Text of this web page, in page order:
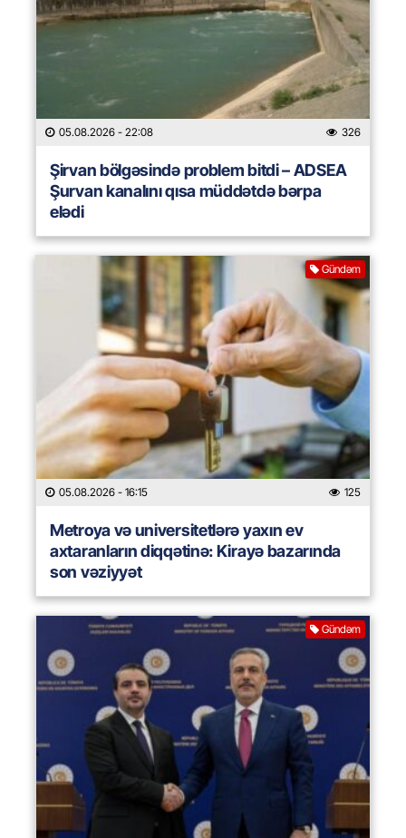
05.08.2026 - 22:08 326
Şirvan bölgəsində problem bitdi – ADSEA
Şurvan kanalını qısa müddətdə bərpa
elədi
Gündəm
05.08.2026 - 16:15 125
Metroya və universitetlərə yaxın ev
axtaranların diqqətinə: Kirayə bazarında
son vəziyyət
Gündəm